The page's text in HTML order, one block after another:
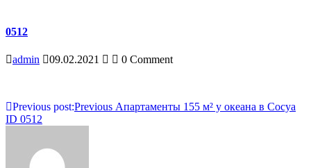
0512
admin 09.02.2021 0 Comment
Навигация
по
записям
Previous
Previous post:
Апартаменты 155 м² у океана в Сосуа
ID 0512